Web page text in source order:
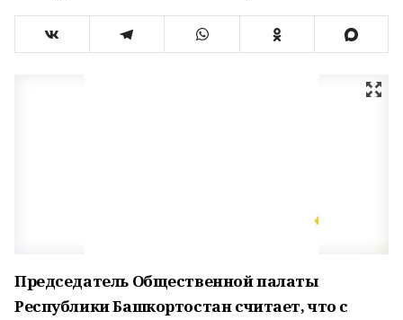
Председатель Общественной палаты
Республики Башкортостан считает, что с